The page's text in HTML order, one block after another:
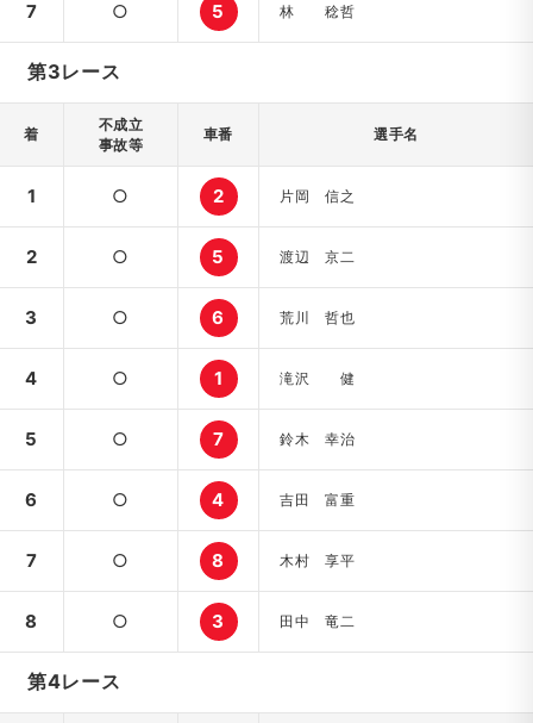
7 ○ 5 林 稔哲
第3レース
着
不成立
事故等
車番 選手名
1 ○ 2 片岡 信之
2 ○ 5 渡辺 京二
3 ○ 6 荒川 哲也
4 ○ 1 滝沢 健
5 ○ 7 鈴木 幸治
6 ○ 4 吉田 富重
7 ○ 8 木村 享平
8 ○ 3 田中 竜二
第4レース